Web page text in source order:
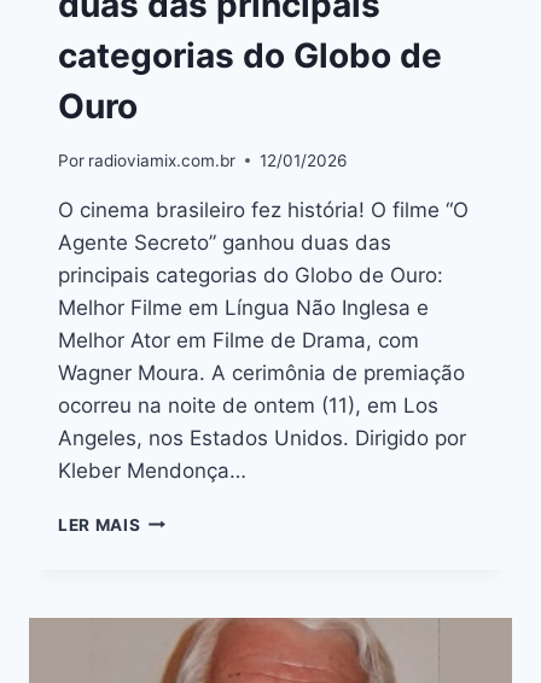
categorias do Globo de
Ouro
Por radioviamix.com.br 12/01/2026
O cinema brasileiro fez história! O filme “O
Agente Secreto” ganhou duas das
principais categorias do Globo de Ouro:
Melhor Filme em Língua Não Inglesa e
Melhor Ator em Filme de Drama, com
Wagner Moura. A cerimônia de premiação
ocorreu na noite de ontem (11), em Los
Angeles, nos Estados Unidos. Dirigido por
Kleber Mendonça…
LER MAIS